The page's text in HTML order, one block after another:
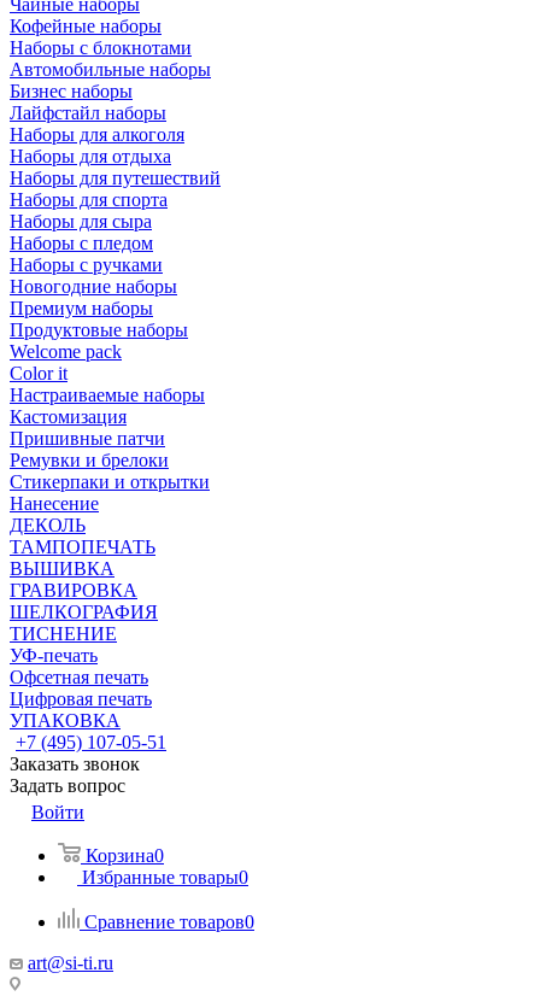
Чайные наборы
Кофейные наборы
Наборы с блокнотами
Автомобильные наборы
Бизнес наборы
Лайфстайл наборы
Наборы для алкоголя
Наборы для отдыха
Наборы для путешествий
Наборы для спорта
Наборы для сыра
Наборы с пледом
Наборы с ручками
Новогодние наборы
Премиум наборы
Продуктовые наборы
Welcome pack
Color it
Настраиваемые наборы
Кастомизация
Пришивные патчи
Ремувки и брелоки
Стикерпаки и открытки
Нанесение
ДЕКОЛЬ
ТАМПОПЕЧАТЬ
ВЫШИВКА
ГРАВИРОВКА
ШЕЛКОГРАФИЯ
ТИСНЕНИЕ
УФ-печать
Офсетная печать
Цифровая печать
УПАКОВКА
+7 (495) 107-05-51
Заказать звонок
Задать вопрос
Войти
Корзина0
Избранные товары0
Сравнение товаров0
art@si-ti.ru